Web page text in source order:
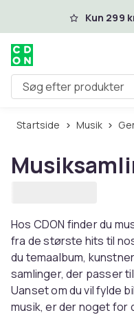
Spring til Kun 299
Søg efter produkter
Startside Musik
Hos CDON finder du
fra de største hits til
du temaalbum,
samlinger, der passer
Uanset om du vil fylde
musik, er der noget for